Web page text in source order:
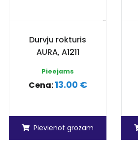
Durvju rokturis
AURA, A1211
Pieejams
Cena:13.00 €
Pievienot grozam